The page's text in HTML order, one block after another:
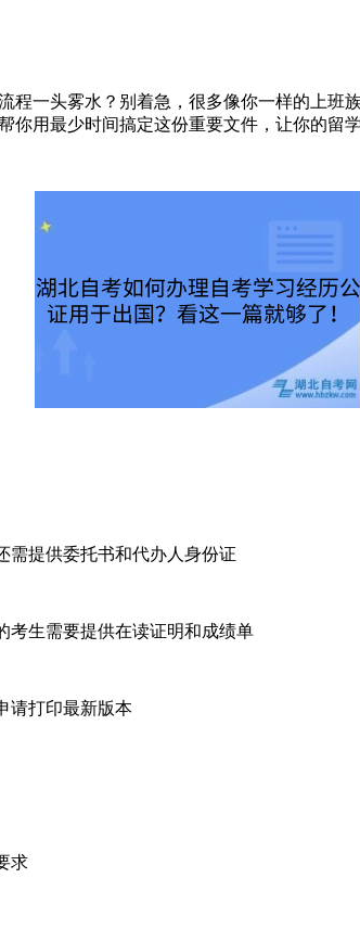
头雾水？别着急，很多像你一样的上班
用最少时间搞定这份重要文件，让你的留
提供委托书和代办人身份证
生需要提供在读证明和成绩单
请打印最新版本
求